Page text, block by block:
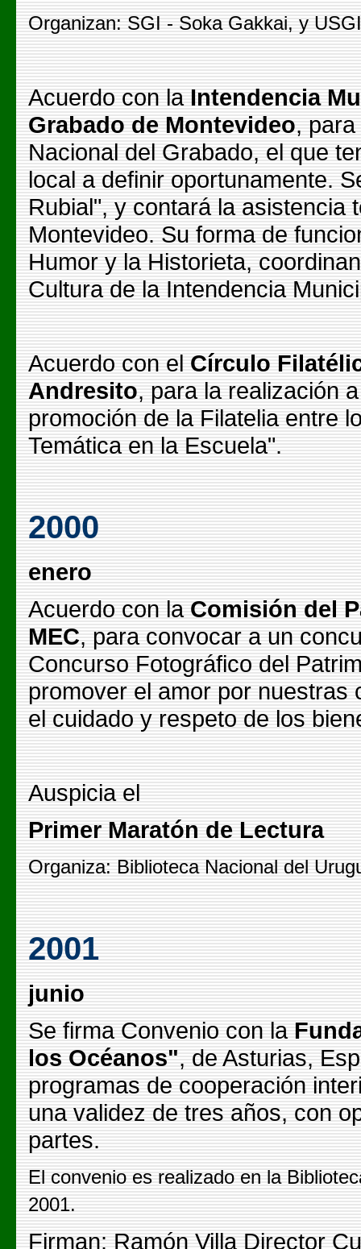
Organizan: SGI - Soka Gakkai, y
Acuerdo con la Intendencia
Grabado de Montevideo,
Nacional del Grabado, el que
local a definir oportunamente.
Rubial", y contará la asistencia
Montevideo. Su forma de
Humor y la Historieta,
Cultura de la Intendencia
Acuerdo con el Círculo
Andresito, para la realización
promoción de la Filatelia entre
Temática en la Escuela".
2000
enero
Acuerdo con la Comisión del
MEC, para convocar a un
Concurso Fotográfico del
promover el amor por nuestras
el cuidado y respeto de los
Auspicia el
Primer Maratón de Lectura
Organiza: Biblioteca Nacional del
2001
junio
Se firma Convenio con la
los Océanos", de Asturias,
programas de cooperación
una validez de tres años, con
partes.
El convenio es realizado en la
2001.
Firman: Ramón Villa Director